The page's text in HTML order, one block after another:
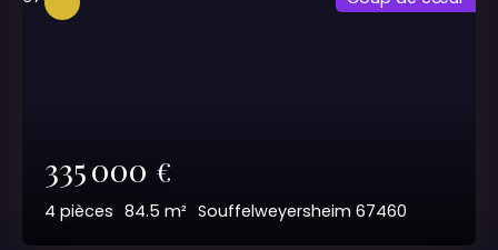
335 000 €
4 pièces 84.5 m² Souffelweyersheim 67460